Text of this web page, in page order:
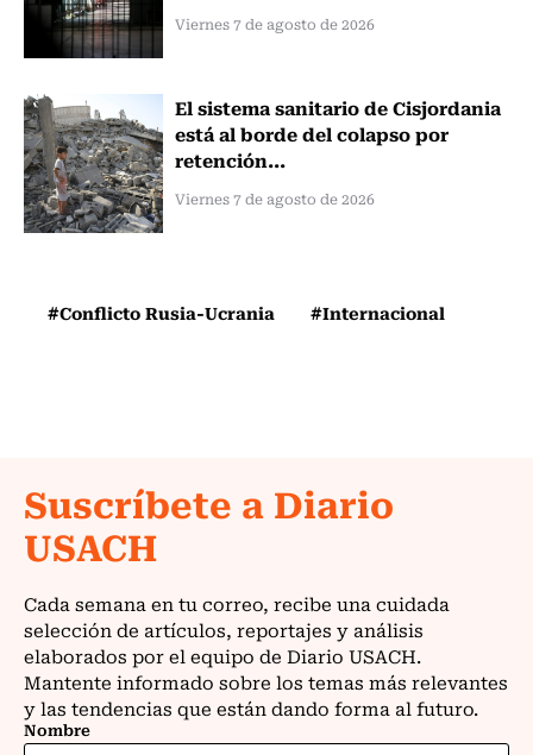
Viernes 7 de agosto de 2026
El sistema sanitario de Cisjordania
está al borde del colapso por
retención...
Viernes 7 de agosto de 2026
#Conflicto Rusia-Ucrania #Internacional